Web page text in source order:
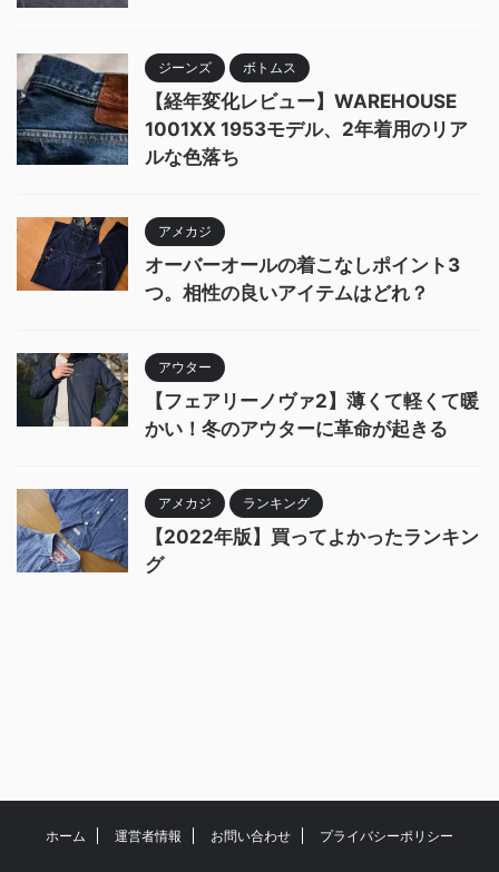
ジーンズ ボトムス
【経年変化レビュー】WAREHOUSE
1001XX 1953モデル、2年着用のリア
ルな色落ち
アメカジ
オーバーオールの着こなしポイント3
つ。相性の良いアイテムはどれ？
アウター
【フェアリーノヴァ2】薄くて軽くて暖
かい！冬のアウターに革命が起きる
アメカジ ランキング
【2022年版】買ってよかったランキン
グ
ホーム 運営者情報 お問い合わせ プライバシーポリシー